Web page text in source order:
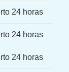
24 horas
24 horas
24 horas